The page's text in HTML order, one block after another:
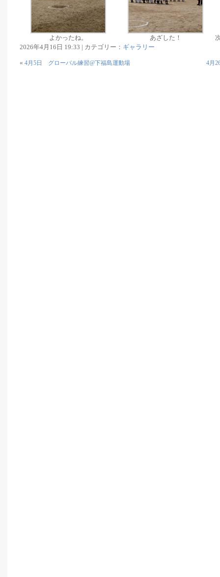
よかったね。 あざした！
2026年4月16日 19:33 | カテゴリー： ギャラリー
« 4月5日 グローバル練習@下福島運動場 4月